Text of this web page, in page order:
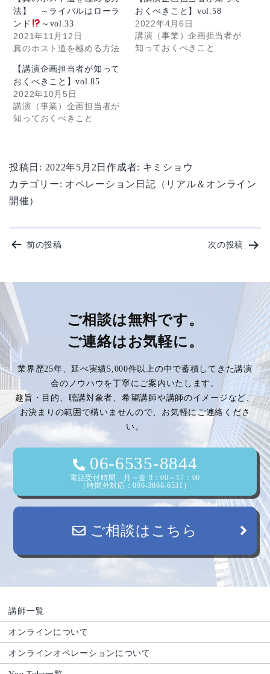
法】 ～ライバルはローラ
ンド
～vol.33
2021年11月12日
真のホスト道を極める方法
おくべきこと】vol.58
2022年4月6日
講演（事業）企画担当者が
知っておくべきこと
【講演企画担当者が知って
おくべきこと】vol.85
2022年10月5日
講演（事業）企画担当者が
知っておくべきこと
投稿日: 2022年5月2日作成者: キミショウ
カテゴリー: オペレーション日記（リアル＆オンライン
開催）
投
ナ
ビ
ゲ
ー
シ
ョ
ン
前の投稿 次の投稿
ご相談は無料です。
ご連絡はお気軽に。
業界歴25年、延べ実績5,000件以上の中で蓄積してきた講演
会のノウハウを丁寧にご案内いたします。
趣旨・目的、聴講対象者、希望講師や講師のイメージなど、
お決まりの範囲で構いませんので、お気軽にご連絡くださ
い。
06-6535-8844
電話受付時間 月～金 9：00～17：00
（時間外対応：090-3868-6531）
ご相談はこちら
講師一覧
オンラインについて
オンラインオペレーションについて